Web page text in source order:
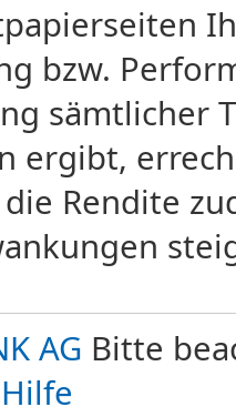
bzw.
sämtlicher
ergibt,
Rendite
AG Bitte
Hilfe